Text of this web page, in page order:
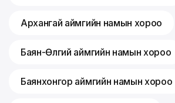
Архангай аймгийн намын хороо
Баян-Өлгий аймгийн намын хороо
Баянхонгор аймгийн намын хороо